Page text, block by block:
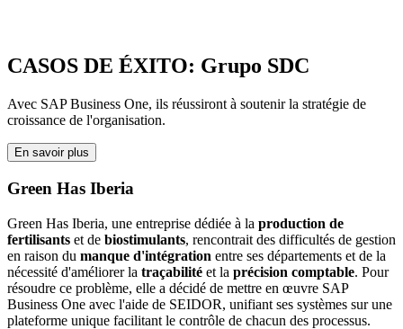
CASOS DE ÉXITO: Grupo SDC
Avec SAP Business One, ils réussiront à soutenir la stratégie de
croissance de l'organisation.
En savoir plus
Green Has Iberia
Green Has Iberia, une entreprise dédiée à la production de
fertilisants et de biostimulants, rencontrait des difficultés de gestion
en raison du manque d'intégration entre ses départements et de la
nécessité d'améliorer la traçabilité et la précision comptable. Pour
résoudre ce problème, elle a décidé de mettre en œuvre SAP
Business One avec l'aide de SEIDOR, unifiant ses systèmes sur une
plateforme unique facilitant le contrôle de chacun des processus.